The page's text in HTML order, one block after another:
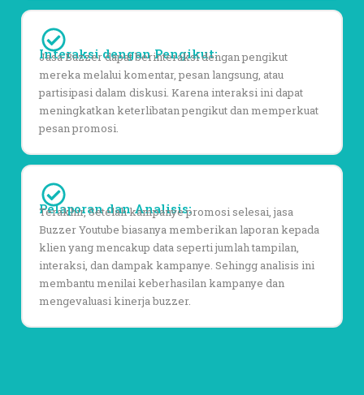
Interaksi dengan Pengikut:
Jasa Buzzer dapat berinteraksi dengan pengikut
mereka melalui komentar, pesan langsung, atau
partisipasi dalam diskusi. Karena interaksi ini dapat
meningkatkan keterlibatan pengikut dan memperkuat
pesan promosi.
Pelaporan dan Analisis:
Terakhir, Setelah kampanye promosi selesai, jasa
Buzzer Youtube biasanya memberikan laporan kepada
klien yang mencakup data seperti jumlah tampilan,
interaksi, dan dampak kampanye. Sehingg analisis ini
membantu menilai keberhasilan kampanye dan
mengevaluasi kinerja buzzer.